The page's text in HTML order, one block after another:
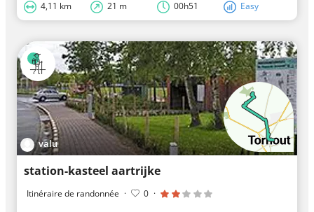
4,11 km 21 m 00h51 Easy
valu
station-kasteel aartrijke
Itinéraire de randonnée · 0 ·